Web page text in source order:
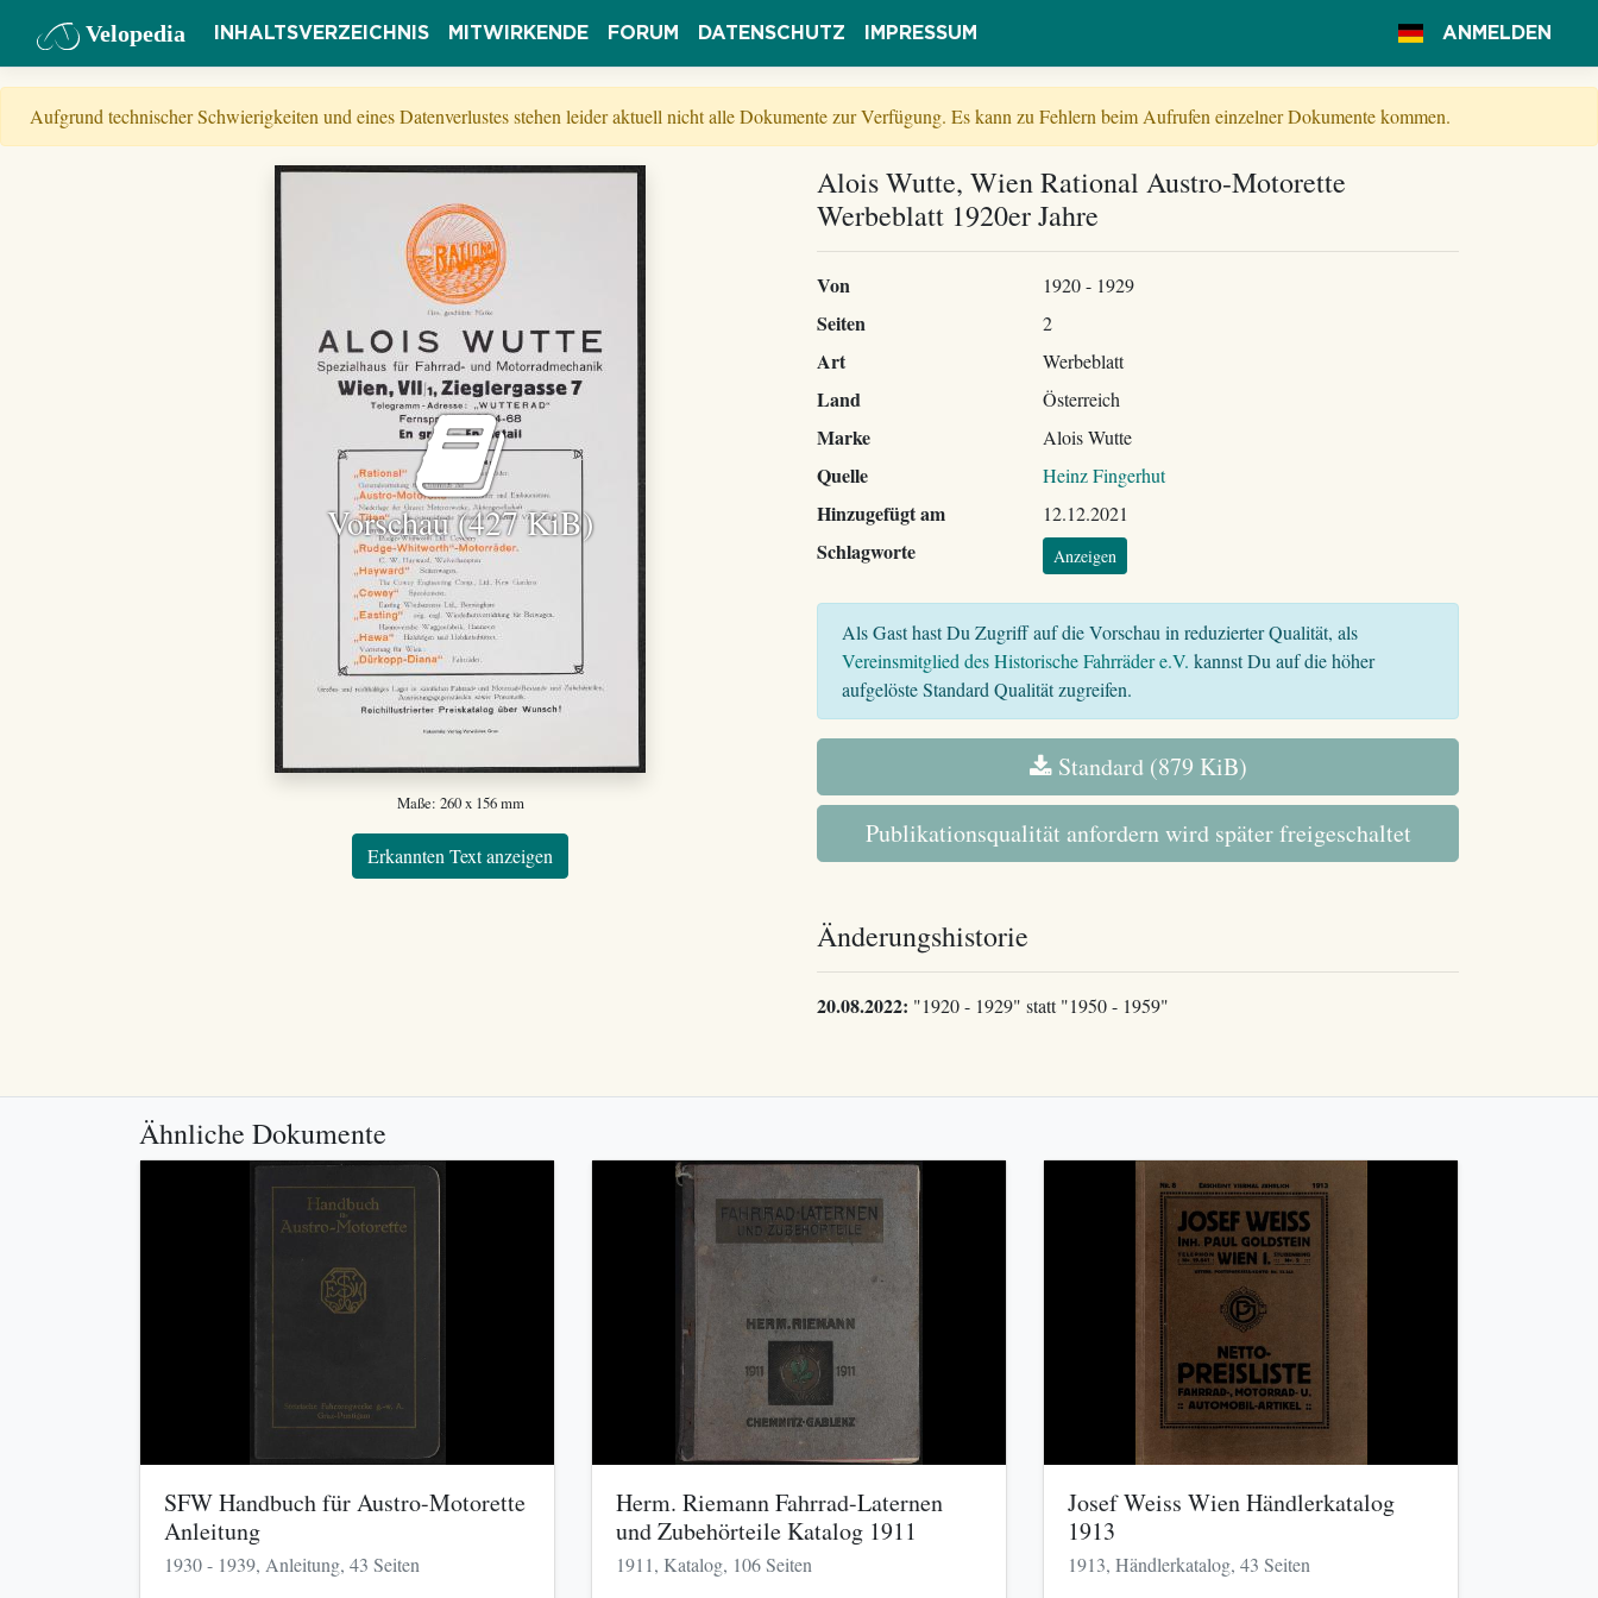
Velopedia INHALTSVERZEICHNIS MITWIRKENDE FORUM DATENSCHUTZ IMPRESSUM ANMELDEN
Aufgrund technischer Schwierigkeiten und eines Datenverlustes stehen leider aktuell nicht alle Dokumente zur Verfügung. Es kann zu Fehlern beim Aufrufen einzelner Dokumente kommen.
Vorschau (427 KiB)
Maße: 260 x 156 mm
Erkannten Text anzeigen
Alois Wutte, Wien Rational Austro-Motorette
Werbeblatt 1920er Jahre
Von 1920 - 1929
Seiten 2
Art Werbeblatt
Land Österreich
Marke Alois Wutte
Quelle Heinz Fingerhut
Hinzugefügt am 12.12.2021
Schlagworte Anzeigen
Als Gast hast Du Zugriff auf die Vorschau in reduzierter Qualität, als
Vereinsmitglied des Historische Fahrräder e.V. kannst Du auf die höher
aufgelöste Standard Qualität zugreifen.
Standard (879 KiB)
Publikationsqualität anfordern wird später freigeschaltet
Änderungshistorie
20.08.2022: "1920 - 1929" statt "1950 - 1959"
Ähnliche Dokumente
SFW Handbuch für Austro-Motorette
Anleitung
1930 - 1939, Anleitung, 43 Seiten
Herm. Riemann Fahrrad-Laternen
und Zubehörteile Katalog 1911
1911, Katalog, 106 Seiten
Josef Weiss Wien Händlerkatalog
1913
1913, Händlerkatalog, 43 Seiten